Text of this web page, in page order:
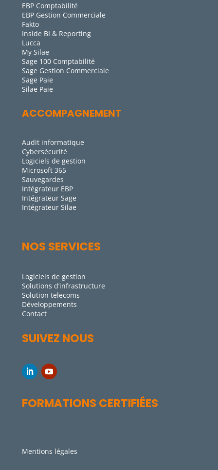
EBP Comptabilité
EBP Gestion Commerciale
Fakto
Inside BI & Reporting
Lucca
My Silae
Sage 100 Comptabilité
Sage Gestion Commerciale
Sage Paie
Silae Paie
ACCOMPAGNEMENT
Audit informatique
Cybersécurité
Logiciels de gestion
Microsoft 365
Sauvegardes
Intégrateur EBP
Intégrateur Sage
Intégrateur Silae
NOS SERVICES
Logiciels de gestion
Solutions d’infrastructure
Solution telecoms
Développements
Contact
SUIVEZ NOUS
FORMATIONS CERTIFIÉES
Mentions légales